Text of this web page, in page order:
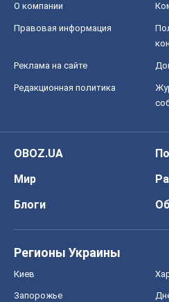
О компании
Правовая информация
Реклама на сайте
Редакционная политика
OBOZ.UA
Мир
Блоги
Регионы Украины
Киев
Запорожье